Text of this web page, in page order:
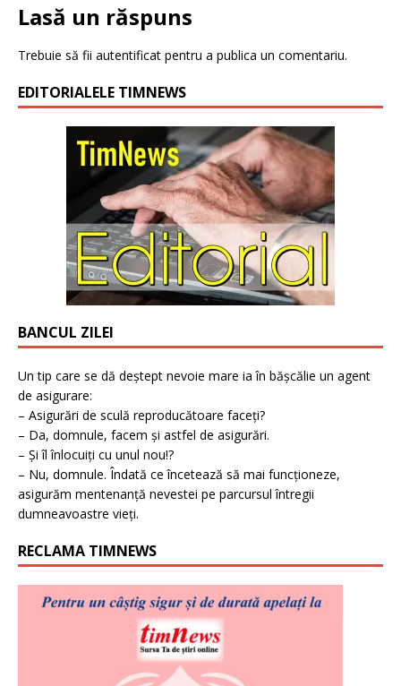
Lasă un răspuns
Trebuie să fii autentificat pentru a publica un comentariu.
EDITORIALELE TIMNEWS
BANCUL ZILEI
Un tip care se dă deștept nevoie mare ia în bășcălie un agent
de asigurare:
– Asigurări de sculă reproducătoare faceți?
– Da, domnule, facem și astfel de asigurări.
– Și îl înlocuiți cu unul nou!?
– Nu, domnule. Îndată ce încetează să mai funcționeze,
asigurăm mentenanță nevestei pe parcursul întregii
dumneavoastre vieți.
RECLAMA TIMNEWS